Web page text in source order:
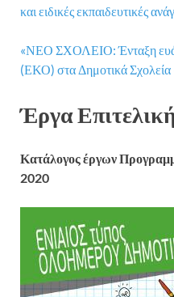
και ειδικές εκπαιδευτικές
«ΝΕΟ ΣΧΟΛΕΙΟ: Ένταξη
(ΕΚΟ) στα Δημοτικά
Έργα
Κατάλογος έργων
2020